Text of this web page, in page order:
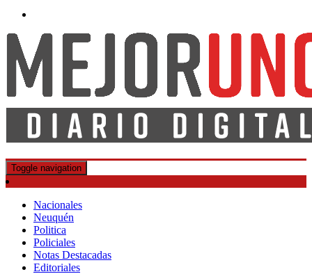
MEJOR UNO
DIARIO DIGITAL
Toggle navigation
Nacionales
Neuquén
Politica
Policiales
Notas Destacadas
Editoriales